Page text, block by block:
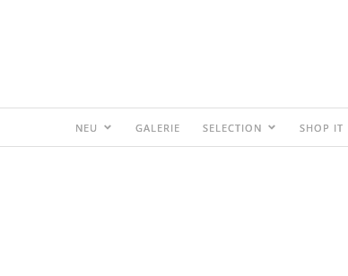
NEU GALERIE SELECTION SHOP IT